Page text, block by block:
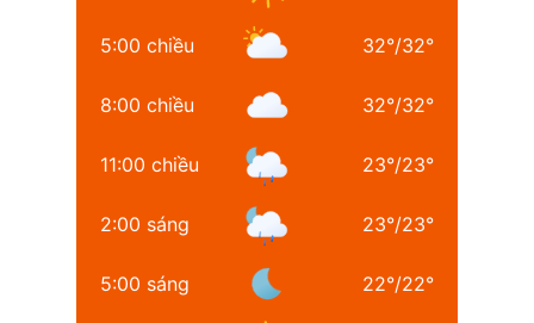
5:00 chiều 32°/32°
8:00 chiều 32°/32°
11:00 chiều 23°/23°
2:00 sáng 23°/23°
5:00 sáng 22°/22°